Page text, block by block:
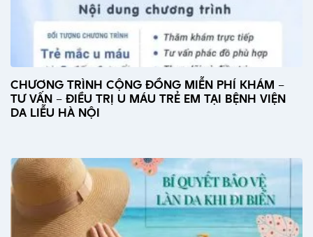
CHƯƠNG TRÌNH CỘNG ĐỒNG MIỄN PHÍ KHÁM –
TƯ VẤN – ĐIỀU TRỊ U MÁU TRẺ EM TẠI BỆNH VIỆN
DA LIỄU HÀ NỘI